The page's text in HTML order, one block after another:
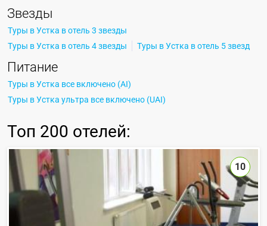
Звезды
Туры в Устка в отель 3 звезды
Туры в Устка в отель 4 звезды
Туры в Устка в отель 5 звезд
Питание
Туры в Устка все включено (AI)
Туры в Устка ультра все включено (UAI)
Топ 200 отелей:
10